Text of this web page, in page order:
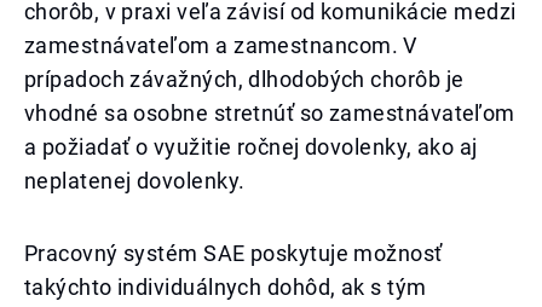
chorôb, v praxi veľa závisí od komunikácie medzi
zamestnávateľom a zamestnancom. V
prípadoch závažných, dlhodobých chorôb je
vhodné sa osobne stretnúť so zamestnávateľom
a požiadať o využitie ročnej dovolenky, ako aj
neplatenej dovolenky.
Pracovný systém SAE poskytuje možnosť
takýchto individuálnych dohôd, ak s tým